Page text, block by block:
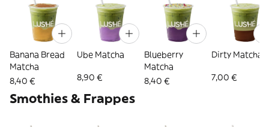
Banana Bread
Matcha
8,40 €
Ube Matcha
8,90 €
Blueberry
Matcha
8,40 €
Dirty Matcha
7,00 €
Smothies & Frappes